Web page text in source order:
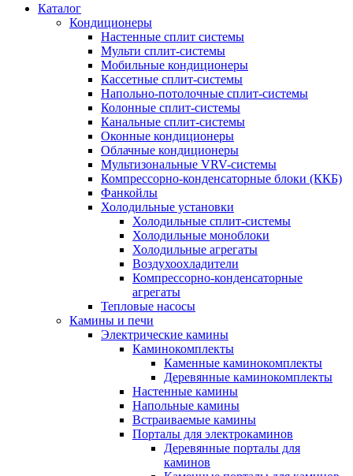
Каталог
Кондиционеры
Настенные сплит системы
Мульти сплит-системы
Мобильные кондиционеры
Кассетные сплит-системы
Напольно-потолочные сплит-системы
Колонные сплит-системы
Канальные сплит-системы
Оконные кондиционеры
Облачные кондиционеры
Мультизональные VRV-системы
Компрессорно-конденсаторные блоки (ККБ)
Фанкойлы
Холодильные установки
Холодильные сплит-системы
Холодильные моноблоки
Холодильные агрегаты
Воздухоохладители
Компрессорно-конденсаторные
агрегаты
Тепловые насосы
Камины и печи
Электрические камины
Каминокомплекты
Каменные каминокомплекты
Деревянные каминокомплекты
Настенные камины
Напольные камины
Встраиваемые камины
Порталы для электрокаминов
Деревянные порталы для
каминов